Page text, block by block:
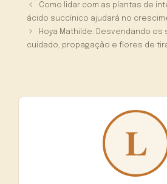
Como lidar com as plantas de
ácido succínico ajudará no
Hoya Mathilde: Desvendando
cuidado, propagação e flores de